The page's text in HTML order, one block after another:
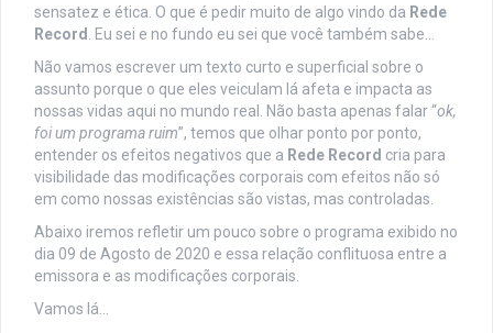
sensatez e ética. O que é pedir muito de algo vindo da Rede
Record
. Eu sei e no fundo eu sei que você também sabe…
Não vamos escrever um texto curto e superficial sobre o
assunto porque o que eles veiculam lá afeta e impacta as
nossas vidas aqui no mundo real. Não basta apenas falar “ok,
foi um programa ruim”, temos que olhar ponto por ponto,
entender os efeitos negativos que a Rede Record cria para
visibilidade das modificações corporais com efeitos não só
em como nossas existências são vistas, mas controladas.
Abaixo iremos refletir um pouco sobre o programa exibido no
dia 09 de Agosto de 2020 e essa relação conflituosa entre a
emissora e as modificações corporais.
Vamos lá…